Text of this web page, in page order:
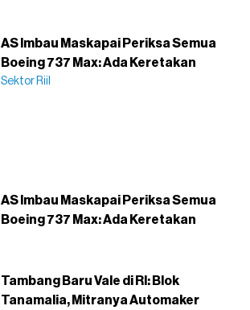
AS Imbau Maskapai Periksa Semua
Boeing 737 Max: Ada Keretakan
Sektor Riil
AS Imbau Maskapai Periksa Semua
Boeing 737 Max: Ada Keretakan
Tambang Baru Vale di RI: Blok
Tanamalia, Mitranya Automaker